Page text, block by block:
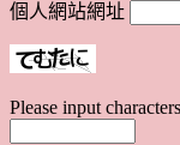
個人網站網址
Please input